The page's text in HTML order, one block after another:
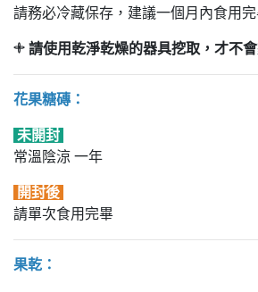
請務必冷藏保存，建議一個月內食用完
𓇬 請使用乾淨乾燥的器具挖取，才不會
花果糖磚：
未開封
常溫陰涼 一年
開封後
請單次食用完畢
果乾：